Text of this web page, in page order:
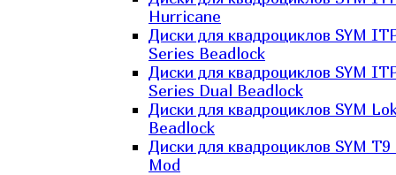
Hurricane
Диски для квадроциклов SYM
Series Beadlock
Диски для квадроциклов SYM
Series Dual Beadlock
Диски для квадроциклов SYM
Beadlock
Диски для квадроциклов SYM T9
Mod